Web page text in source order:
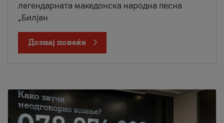
легендарната македонска народна песна
„Билјан
Дознај повеќе